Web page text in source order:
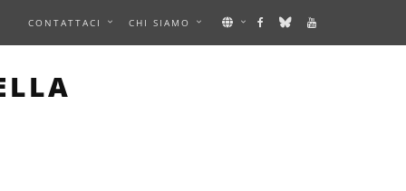
CONTATTACI CHI SIAMO